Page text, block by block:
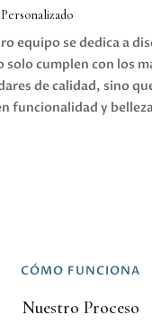
equipo se dedica a
solo cumplen con los
de calidad, sino
funcionalidad y
CÓMO FUNCIONA
Nuestro Proceso